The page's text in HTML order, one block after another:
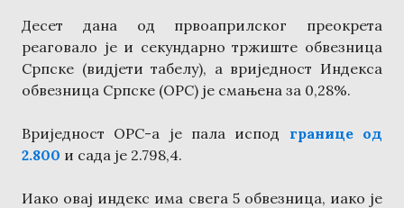
Десет дана од првоаприлског преокрета
реаговало је и секундарно тржиште обвезница
Српске (видјети табелу), а вриједност Индекса
обвезница Српске (ОРС) је смањена за 0,28%.
Вриједност ОРС-а је пала испод границе од
2.800 и сада је 2.798,4.
Иако овај индекс има свега 5 обвезница, иако је